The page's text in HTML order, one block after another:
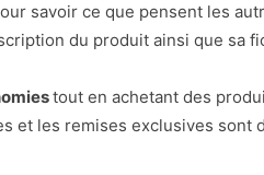
savoir ce que pensent les
du produit ainsi que sa
tout en achetant des
et les remises exclusives sont